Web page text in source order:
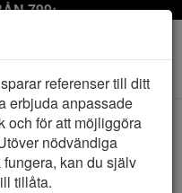
799:-
referenser till ditt
erbjuda anpassade
och för att möjliggöra
nödvändiga
kan du själv
tillåta.